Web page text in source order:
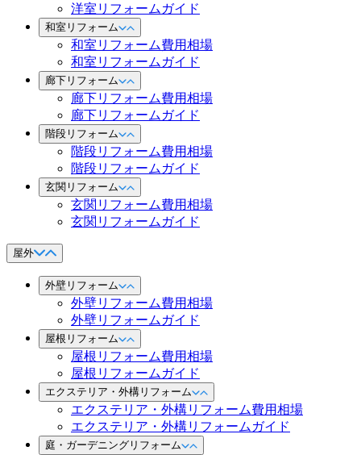
洋室リフォームガイド
和室リフォーム
和室リフォーム費用相場
和室リフォームガイド
廊下リフォーム
廊下リフォーム費用相場
廊下リフォームガイド
階段リフォーム
階段リフォーム費用相場
階段リフォームガイド
玄関リフォーム
玄関リフォーム費用相場
玄関リフォームガイド
屋外
外壁リフォーム
外壁リフォーム費用相場
外壁リフォームガイド
屋根リフォーム
屋根リフォーム費用相場
屋根リフォームガイド
エクステリア・外構リフォーム
エクステリア・外構リフォーム費用相場
エクステリア・外構リフォームガイド
庭・ガーデニングリフォーム